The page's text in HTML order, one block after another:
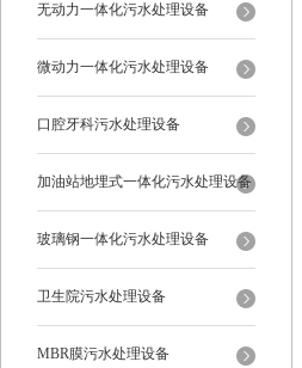
无动力一体化污水处理设备
微动力一体化污水处理设备
口腔牙科污水处理设备
加油站地埋式一体化污水处理设备
玻璃钢一体化污水处理设备
卫生院污水处理设备
MBR膜污水处理设备